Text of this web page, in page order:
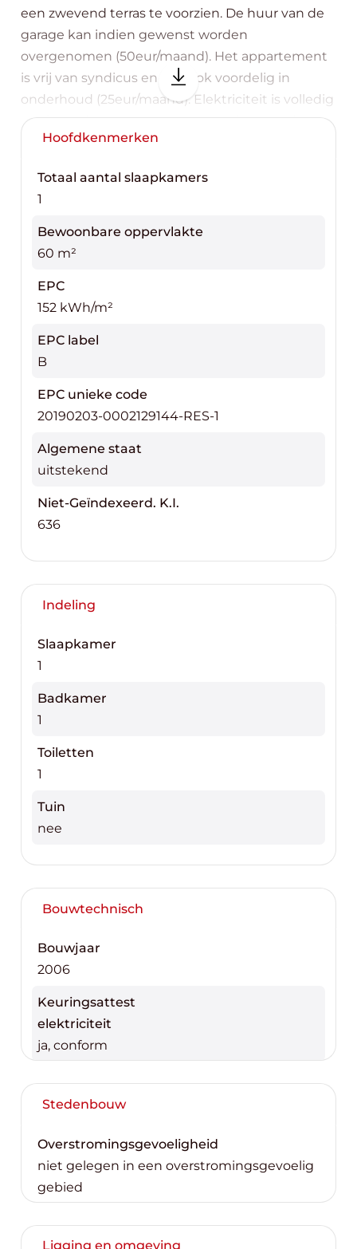
een zwevend terras te voorzien. De huur van de
garage kan indien gewenst worden
overgenomen (50eur/maand). Het appartement
is vrij van syndicus en dus ook voordelig in
onderhoud (25eur/maand). Elektriciteit is volledig
conform, de centrale verwarming is op aardgas
met condensatie, alle ramen zijn hr dubbel glas
appartement dient te worden besproken. Voor
info of een bezoek belt u met 0475 700 700.
Hoofdkenmerken
Totaal aantal slaapkamers
1
Bewoonbare oppervlakte
60 m²
EPC
152 kWh/m²
EPC label
B
EPC unieke code
20190203-0002129144-RES-1
Algemene staat
uitstekend
Niet-Geïndexeerd. K.I.
636
Indeling
Slaapkamer
1
Badkamer
1
Toiletten
1
Tuin
nee
Bouwtechnisch
Bouwjaar
2006
Keuringsattest
elektriciteit
ja, conform
Stedenbouw
Overstromingsgevoeligheid
niet gelegen in een overstromingsgevoelig
gebied
Ligging en omgeving